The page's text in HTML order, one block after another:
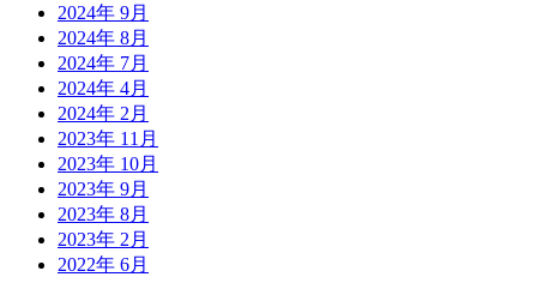
2024年 9月
2024年 8月
2024年 7月
2024年 4月
2024年 2月
2023年 11月
2023年 10月
2023年 9月
2023年 8月
2023年 2月
2022年 6月